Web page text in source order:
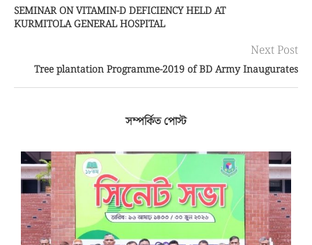
SEMINAR ON VITAMIN-D DEFICIENCY HELD AT
KURMITOLA GENERAL HOSPITAL
Next Post
Tree plantation Programme-2019 of BD Army Inaugurates
সম্পর্কিত পোস্ট